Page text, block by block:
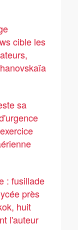
cible les
sa
: fusillade
près
huit
l'auteur